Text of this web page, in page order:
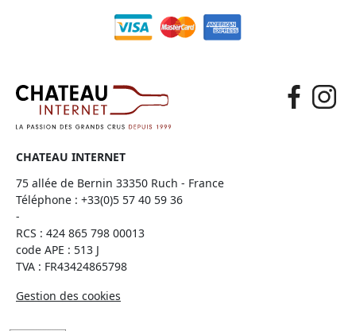
CHATEAU INTERNET
75 allée de Bernin 33350 Ruch - France
Téléphone : +33(0)5 57 40 59 36
-
RCS : 424 865 798 00013
code APE : 513 J
TVA : FR43424865798
Gestion des cookies